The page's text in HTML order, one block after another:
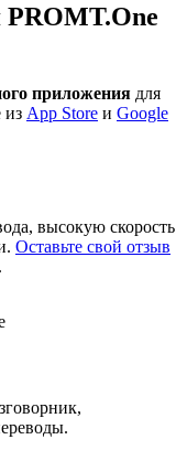
приложения для
из App Store и Google
высокую скорость
Оставьте свой отзыв